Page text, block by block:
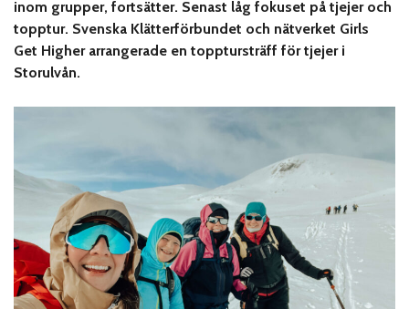
inom grupper, fortsätter. Senast låg fokuset på tjejer och
topptur. Svenska Klätterförbundet och nätverket Girls
Get Higher arrangerade en topptursträff för tjejer i
Storulvån.